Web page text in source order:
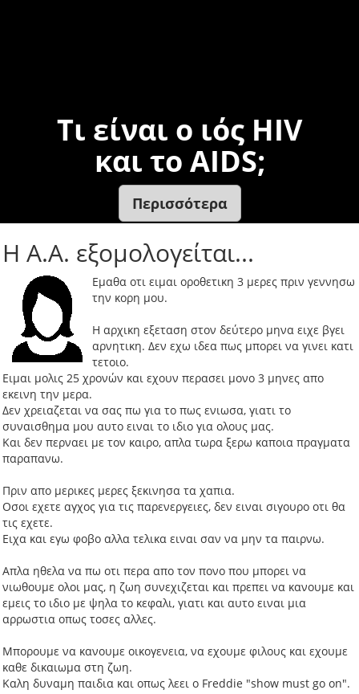
Τι είναι ο ιός HIV
και το AIDS;
Περισσότερα
Η A.A. εξομολογείται...
Εμαθα οτι ειμαι οροθετικη 3 μερες πριν γεννησω
την κορη μου.
Η αρχικη εξεταση στον δεύτερο μηνα ειχε βγει
αρνητικη. Δεν εχω ιδεα πως μπορει να γινει κατι
τετοιο.
Ειμαι μολις 25 χρονών και εχουν περασει μονο 3 μηνες απο
εκεινη την μερα.
Δεν χρειαζεται να σας πω για το πως ενιωσα, γιατι το
συναισθημα μου αυτο ειναι το ιδιο για ολους μας.
Και δεν περναει με τον καιρο, απλα τωρα ξερω καποια πραγματα
παραπανω.
Πριν απο μερικες μερες ξεκινησα τα χαπια.
Οσοι εχετε αγχος για τις παρενεργειες, δεν ειναι σιγουρο οτι θα
τις εχετε.
Ειχα και εγω φοβο αλλα τελικα ειναι σαν να μην τα παιρνω.
Απλα ηθελα να πω οτι περα απο τον πονο που μπορει να
νιωθουμε ολοι μας, η ζωη συνεχιζεται και πρεπει να κανουμε και
εμεις το ιδιο με ψηλα το κεφαλι, γιατι και αυτο ειναι μια
αρρωστια οπως τοσες αλλες.
Μπορουμε να κανουμε οικογενεια, να εχουμε φιλους και εχουμε
καθε δικαιωμα στη ζωη.
Καλη δυναμη παιδια και οπως λεει ο Freddie "show must go on".